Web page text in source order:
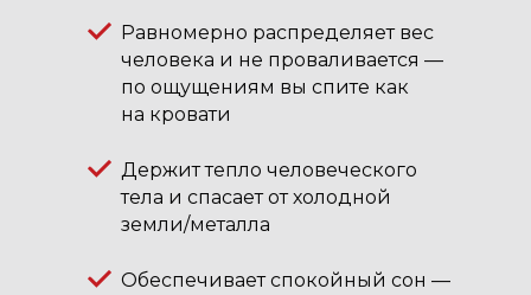
Равномерно распределяет вес
человека и не проваливается —
по ощущениям вы спите как
на кровати
Держит тепло человеческого
тела и спасает от холодной
земли/металла
Обеспечивает спокойный сон —